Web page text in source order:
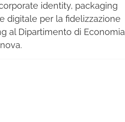
identity, packaging
digitale per la fidelizzazione
al Dipartimento di Economia